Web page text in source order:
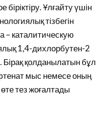
біріктіру. Ұлғайту үшін
тізбегін
– каталитическую
1,4-дихлорбутен-2
қолданылатын бұл
мыс немесе оның
тез жоғалтады